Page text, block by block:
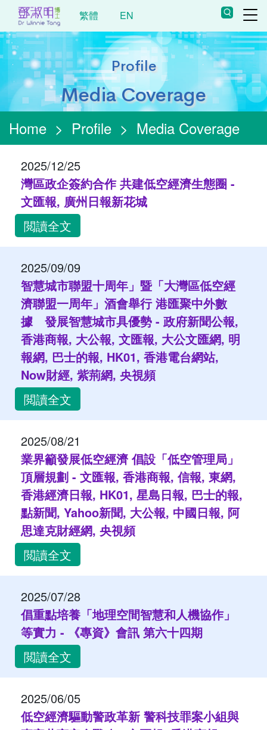
繁體 EN
Profile
Media Coverage
Home > Profile > Media Coverage
2025/12/25
灣區政企簽約合作 共建低空經濟生態圈 -
文匯報, 廣州日報新花城
閲讀全文
2025/09/09
智慧城市聯盟十周年」暨「大灣區低空經
濟聯盟一周年」酒會舉行 港匯聚中外數
據 發展智慧城市具優勢 - 政府新聞公報,
香港商報, 大公報, 文匯報, 大公文匯網, 明
報網, 巴士的報, HK01, 香港電台網站,
Now財經, 紫荊網, 央視頻
閲讀全文
2025/08/21
業界籲發展低空經濟 倡設「低空管理局」
頂層規劃 - 文匯報, 香港商報, 信報, 東網,
香港經濟日報, HK01, 星島日報, 巴士的報,
點新聞, Yahoo新聞, 大公報, 中國日報, 阿
思達克財經網, 央視頻
閲讀全文
2025/07/28
倡重點培養「地理空間智慧和人機協作」
等實力 - 《專資》會訊 第六十四期
閲讀全文
2025/06/05
低空經濟驅動警政革新 警科技罪案小組與